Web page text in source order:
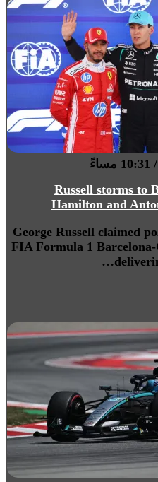
Russell storms to
Hamilton and
George Russell claimed
FIA Formula 1